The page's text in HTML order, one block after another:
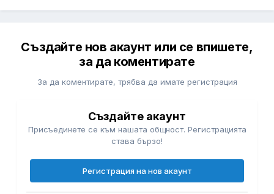
Създайте нов акаунт или се впишете,
за да коментирате
За да коментирате, трябва да имате регистрация
Създайте акаунт
Присъединете се към нашата общност. Регистрацията
става бързо!
Регистрация на нов акаунт